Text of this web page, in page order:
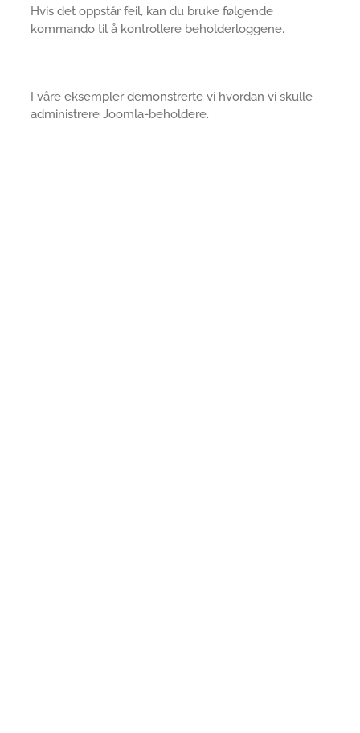
Hvis det oppstår feil, kan du bruke følgende
kommando til å kontrollere beholderloggene.
I våre eksempler demonstrerte vi hvordan vi skulle
administrere Joomla-beholdere.